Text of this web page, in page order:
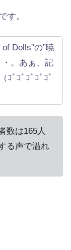
す。
Dolls”の”暁
。あぁ、記
ｺﾞｺﾞｺﾞｺﾞｺﾞ
数は165人
る声で溢れ